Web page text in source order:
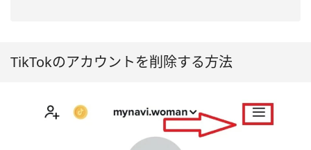
TikTokのアカウントを削除する方法